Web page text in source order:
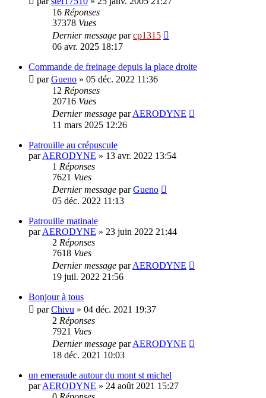
16 Réponses
37378 Vues
Dernier message parcp1315
06 avr. 2025 18:17
Commande de freinage depuis la place droite
parGueno » 05 déc. 2022 11:36
12 Réponses
20716 Vues
Dernier message parAERODYNE
11 mars 2025 12:26
Patrouille au crépuscule
parAERODYNE » 13 avr. 2022 13:54
1 Réponses
7621 Vues
Dernier message parGueno
05 déc. 2022 11:13
Patrouille matinale
parAERODYNE » 23 juin 2022 21:44
2 Réponses
7618 Vues
Dernier message parAERODYNE
19 juil. 2022 21:56
Bonjour à tous
parChivu » 04 déc. 2021 19:37
2 Réponses
7921 Vues
Dernier message parAERODYNE
18 déc. 2021 10:03
un emeraude autour du mont st michel
parAERODYNE » 24 août 2021 15:27